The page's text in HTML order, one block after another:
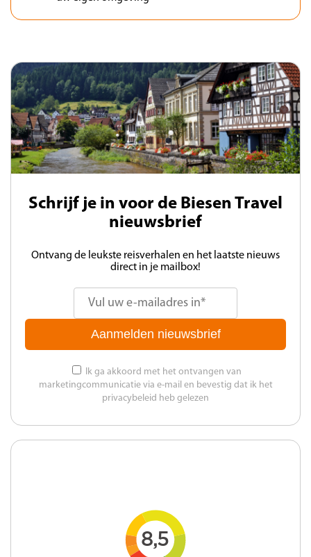
Schrijf je in voor de Biesen Travel
nieuwsbrief
Ontvang de leukste reisverhalen en het laatste nieuws
direct in je mailbox!
Aanmelden nieuwsbrief
Ik ga akkoord met het ontvangen van
marketingcommunicatie via e-mail en bevestig dat ik het
privacybeleid heb gelezen